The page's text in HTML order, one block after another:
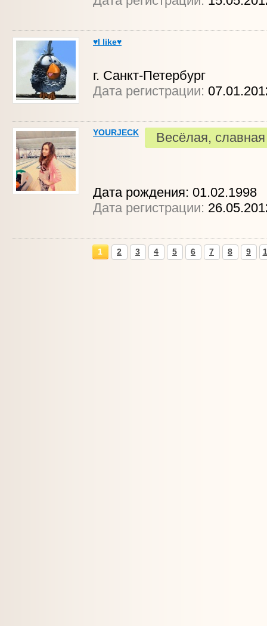
♥I like♥
г. Санкт-Петербург
Дата регистрации:
YOURJECK Весёлая,
Дата рождения: 01.02.1998
Дата регистрации:
1 2 3 4 5 6 7 8 9